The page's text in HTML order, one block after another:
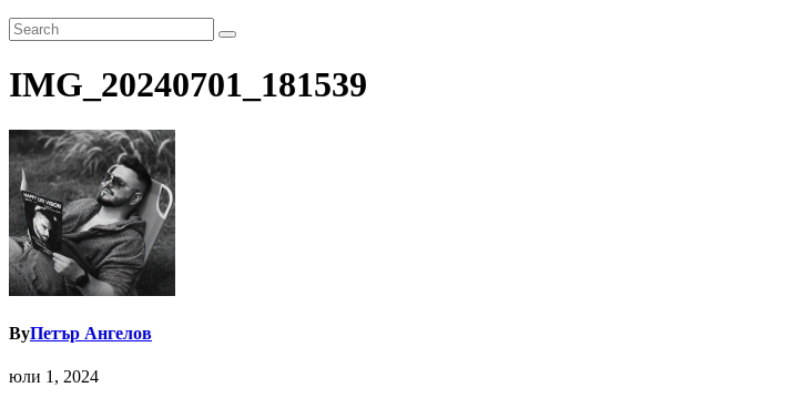
IMG_20240701_181539
ByПетър Ангелов
юли 1, 2024